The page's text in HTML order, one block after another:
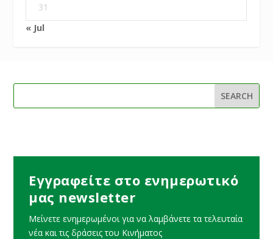
31
« Jul
Εγγραφείτε στο ενημερωτικό
μας newsletter
Μείνετε ενημερωμένοι για να λαμβάνετε τα τελευταία
νέα και τις δράσεις του Κινήματος